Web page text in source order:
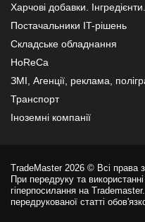
Харчові добавки. Інгредієнти.
Постачальники IT-рішень
Складське обладнання
HoReCa
ЗМІ, Агенції, реклама,
Транспорт
Іноземні компанії
TradeMaster 2026 © Всі права
При передруку та використанні
гіперпосилання на
передрукованої статті